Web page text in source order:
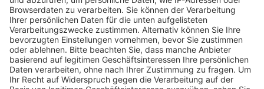
Gutschein 200.- Euro
Betten Renk